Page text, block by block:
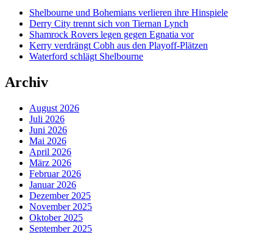
Shelbourne und Bohemians verlieren ihre Hinspiele
Derry City trennt sich von Tiernan Lynch
Shamrock Rovers legen gegen Egnatia vor
Kerry verdrängt Cobh aus den Playoff-Plätzen
Waterford schlägt Shelbourne
Archiv
August 2026
Juli 2026
Juni 2026
Mai 2026
April 2026
März 2026
Februar 2026
Januar 2026
Dezember 2025
November 2025
Oktober 2025
September 2025